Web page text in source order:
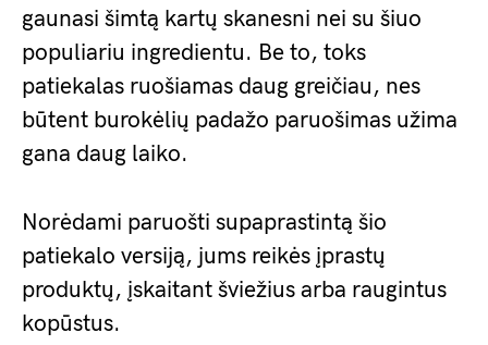
gaunasi šimtą kartų skanesni nei su šiuo
populiariu ingredientu. Be to, toks
patiekalas ruošiamas daug greičiau, nes
būtent burokėlių padažo paruošimas užima
gana daug laiko.
Norėdami paruošti supaprastintą šio
patiekalo versiją, jums reikės įprastų
produktų, įskaitant šviežius arba raugintus
kopūstus.